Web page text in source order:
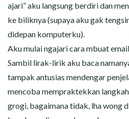
ajari” aku langsung berdiri dan
ke biliknya (supaya aku gak
didepan komputerku).
Aku mulai ngajari cara mbuat
Sambil lirak-lirik aku baca
tampak antusias mendengar
mencoba mempraktekkan
grogi, bagaimana tidak, lha wong